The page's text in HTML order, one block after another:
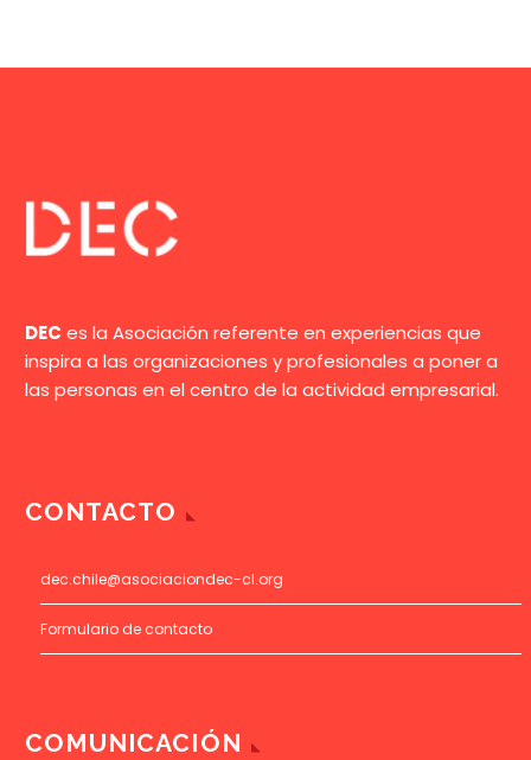
DEC es la Asociación referente en experiencias que
inspira a las organizaciones y profesionales a poner a
las personas en el centro de la actividad empresarial.
CONTACTO
dec.chile@asociaciondec-cl.org
Formulario de contacto
COMUNICACIÓN